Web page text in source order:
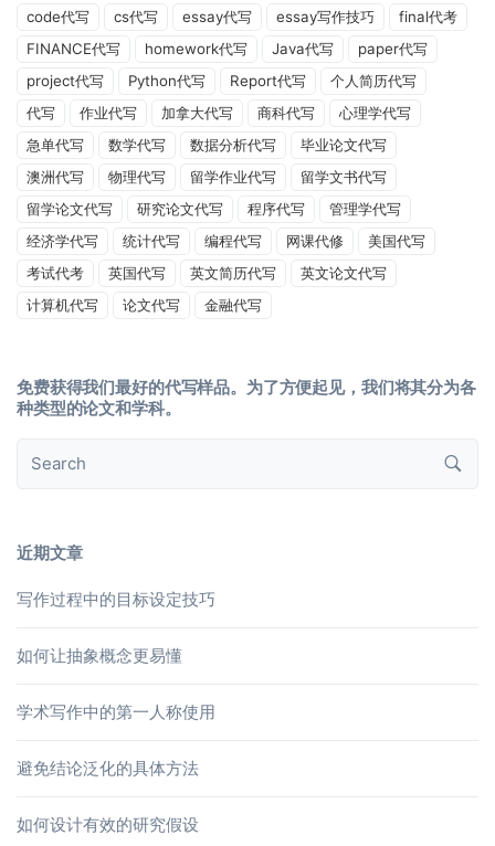
code代写
cs代写 essay代写 essay写作技巧
final代考
FINANCE代写
homework代写 Java代写
paper代写
project代写
Python代写 Report代写
个人简历代写
代写
作业代写 加拿大代写 商科代写
心理学代写
急单代写
数学代写 数据分析代写
毕业论文代写
澳洲代写
物理代写 留学作业代写
留学文书代写
留学论文代写
研究论文代写 程序代写
管理学代写
经济学代写
统计代写 编程代写 网课代修
美国代写
考试代考
英国代写 英文简历代写
英文论文代写
计算机代写
论文代写 金融代写
免费获得我们最好的代写样品。为了方便起见，我们将其分为各
种类型的论文和学科。
近期文章
写作过程中的目标设定技巧
如何让抽象概念更易懂
学术写作中的第一人称使用
避免结论泛化的具体方法
如何设计有效的研究假设